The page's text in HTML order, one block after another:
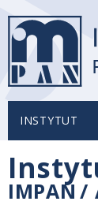
INSTYTUT
IMPAN /